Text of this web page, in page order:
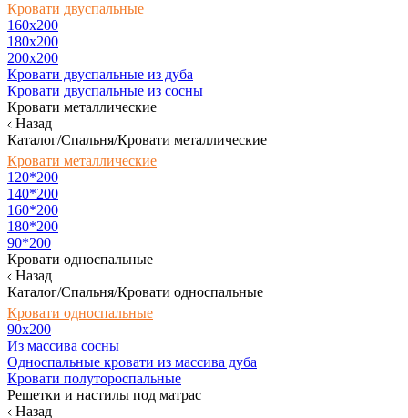
Кровати двуспальные
160х200
180x200
200x200
Кровати двуспальные из дуба
Кровати двуспальные из сосны
Кровати металлические
Назад
Каталог/Спальня/Кровати металлические
Кровати металлические
120*200
140*200
160*200
180*200
90*200
Кровати односпальные
Назад
Каталог/Спальня/Кровати односпальные
Кровати односпальные
90х200
Из массива сосны
Односпальные кровати из массива дуба
Кровати полутороспальные
Решетки и настилы под матрас
Назад